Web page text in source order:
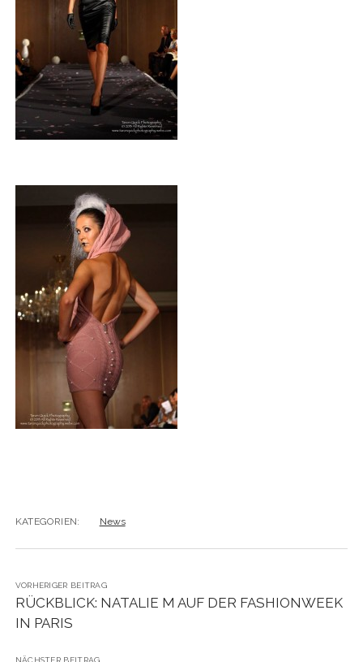
KATEGORIEN: News
VORHERIGER BEITRAG
RÜCKBLICK: NATALIE M AUF DER FASHIONWEEK
IN PARIS
NÄCHSTER BEITRAG